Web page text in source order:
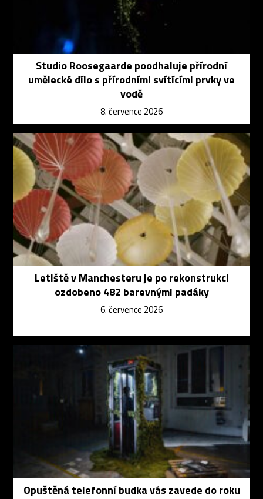
Studio Roosegaarde poodhaluje přírodní
umělecké dílo s přírodními svítícími prvky ve
vodě
8. července 2026
Letiště v Manchesteru je po rekonstrukci
ozdobeno 482 barevnými padáky
6. července 2026
Opuštěná telefonní budka vás zavede do roku